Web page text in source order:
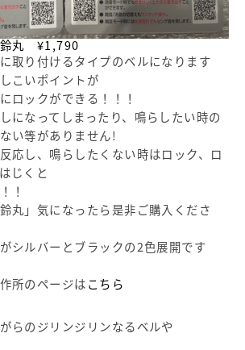
丸 ¥1,790
取り付けるタイプのベルになります
こいポイントが
ロックができる！！！
になってしまったり、鳴らしたい時の
い等がありません!
応し、鳴らしたくない時はロック、ロ
じくと
！
丸」気になったら是非ご購入くださ
シルバーとブラックの2色展開です
所のページはこちら
らのジリンジリンなるベルや